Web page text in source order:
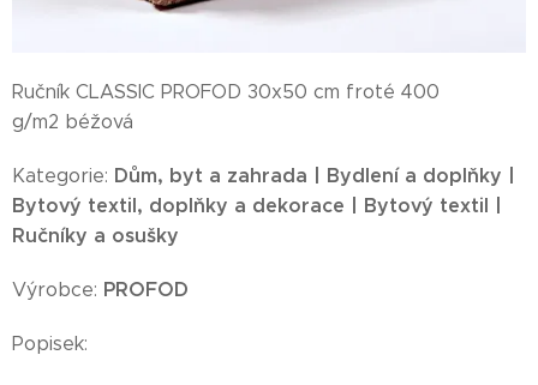
Ručník CLASSIC PROFOD 30x50 cm froté 400
g/m2 béžová
Kategorie: Dům, byt a zahrada | Bydlení a doplňky |
Bytový textil, doplňky a dekorace | Bytový textil |
Ručníky a osušky
Výrobce: PROFOD
Popisek: